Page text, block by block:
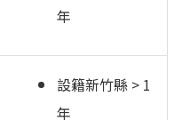
年
設籍新竹縣 > 1
年